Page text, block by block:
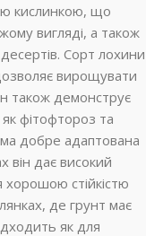
кислинкою, що
вигляді, а також
Сорт лохини
вирощувати
також демонструє
фітофтороз та
добре адаптована
він дає високий
стійкістю
де грунт має
як для